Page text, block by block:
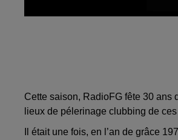
Cette saison, RadioFG fête 30 ans
lieux de pélerinage clubbing de
Il était une fois, en l’an de grâce